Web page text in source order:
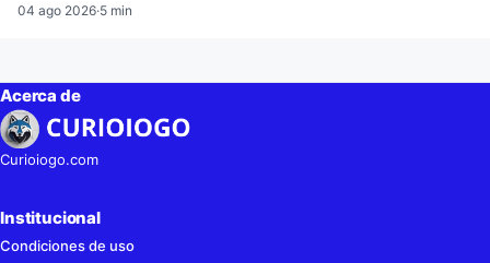
04 ago 2026·5 min
Acerca de
Curioiogo.com
Institucional
Condiciones de uso